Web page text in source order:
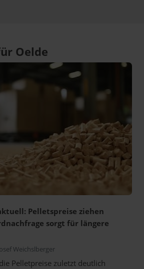
Oelde
Pelletspreise ziehen
sorgt für längere
Weichslberger
Pelletpreise zuletzt deutlich